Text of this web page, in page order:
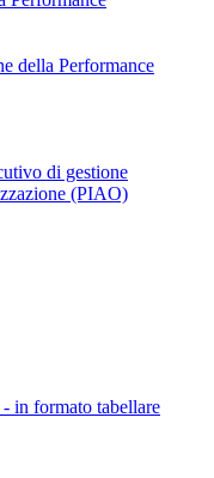
della Performance
di gestione
(PIAO)
in formato tabellare